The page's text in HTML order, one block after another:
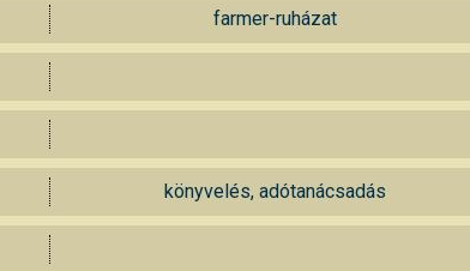
farmer-ruházat
könyvelés, adótanácsadás